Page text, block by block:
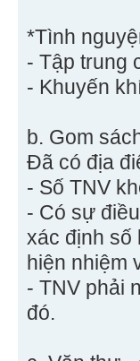
*Tình
- Tập trung
- Khuyến
b. Gom
Đã có địa
- Số TNV
- Có sự
xác định số
hiện nhiệm
- TNV phải
đó.